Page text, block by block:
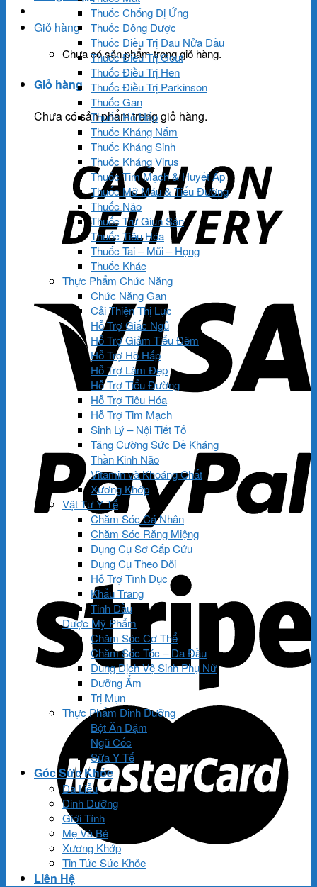
Giỏ hàng
Chưa có sản phẩm trong giỏ hàng.
Giỏ hàng
Chưa có sản phẩm trong giỏ hàng.
Thuốc Chống Dị Ứng
Thuốc Đông Dược
Thuốc Điều Trị Đau Nửa Đầu
Thuốc Điều Trị Gout
Thuốc Điều Trị Hen
Thuốc Điều Trị Parkinson
Thuốc Gan
Thuốc Hô Hấp
Thuốc Kháng Nấm
Thuốc Kháng Sinh
Thuốc Kháng Virus
Thuốc Tim Mạch & Huyết Áp
Thuốc Mỡ Máu & Tiểu Đường
Thuốc Não
Thuốc Trừ Giun Sán
Thuốc Tiêu Hóa
Thuốc Tai – Mũi – Họng
Thuốc Khác
Thực Phẩm Chức Năng
Chức Năng Gan
Cải Thiện Thị Lực
Hỗ Trợ Giấc Ngủ
Hỗ Trợ Giảm Tiểu Đêm
Hỗ Trợ Hô Hấp
Hỗ Trợ Làm Đẹp
Hỗ Trợ Tiểu Đường
Hỗ Trợ Tiêu Hóa
Hỗ Trợ Tim Mạch
Sinh Lý – Nội Tiết Tố
Tăng Cường Sức Đề Kháng
Thần Kinh Não
Vitamin và Khoáng Chất
Xương Khớp
Vật Tư Y Tế
Chăm Sóc Cá Nhân
Chăm Sóc Răng Miệng
Dụng Cụ Sơ Cấp Cứu
Dụng Cụ Theo Dõi
Hỗ Trợ Tình Dục
Khẩu Trang
Tinh Dầu
Dược Mỹ Phẩm
Chăm Sóc Cơ Thể
Chăm Sóc Tóc – Da Đầu
Dung Dịch Vệ Sinh Phụ Nữ
Dưỡng Ẩm
Trị Mụn
Thực Phẩm Dinh Dưỡng
Bột Ăn Dặm
Ngũ Cốc
Sữa Y Tế
Góc Sức Khỏe
Da Liễu
Dinh Dưỡng
Giới Tính
Mẹ Và Bé
Xương Khớp
Tin Tức Sức Khỏe
Liên Hệ